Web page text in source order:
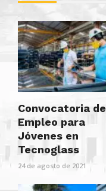
Convocatoria de
Empleo para
Jóvenes en
Tecnoglass
24 de agosto de 2021